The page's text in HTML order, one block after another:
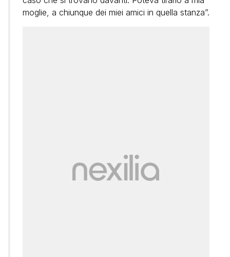
moglie, a chiunque dei miei amici in quella stanza”.